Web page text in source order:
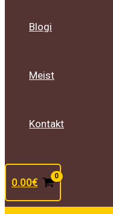
Blogi
Meist
Kontakt
0.00€